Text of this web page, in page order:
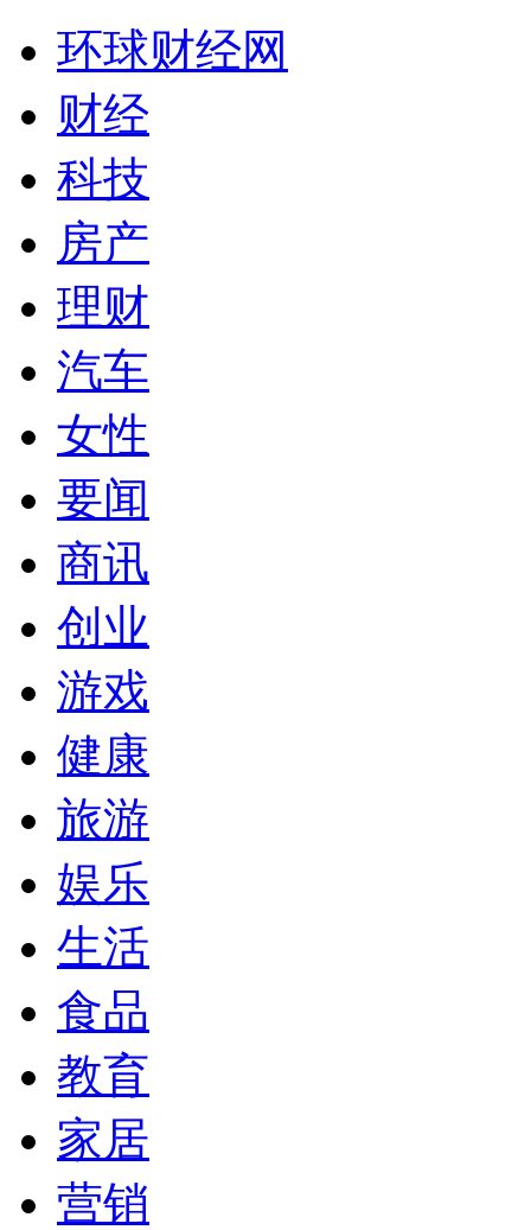
环球财经网
财经
科技
房产
理财
汽车
女性
要闻
商讯
创业
游戏
健康
旅游
娱乐
生活
食品
教育
家居
营销